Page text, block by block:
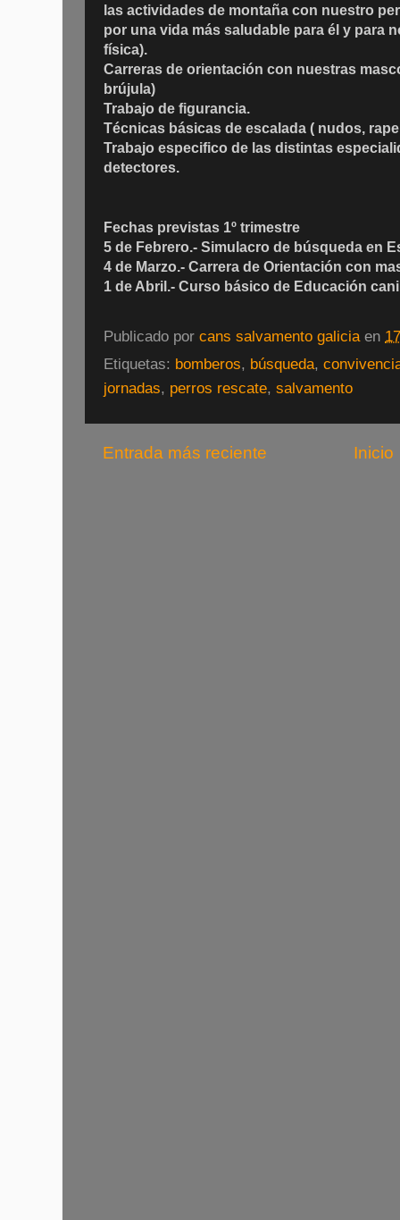
las actividades de montaña con nuestro
por una vida más saludable para él y para
física).
Carreras de orientación con nuestras
brújula)
Trabajo de figurancia.
Técnicas básicas de escalada ( nudos,
Trabajo especifico de las distintas
detectores.
Fechas previstas 1º trimestre
5 de Febrero.- Simulacro de búsqueda en
4 de Marzo.- Carrera de Orientación con
1 de Abril.- Curso básico de Educación
Publicado por cans salvamento galicia en
Etiquetas: bomberos, búsqueda,
jornadas, perros rescate, salvamento
Entrada más reciente Inicio